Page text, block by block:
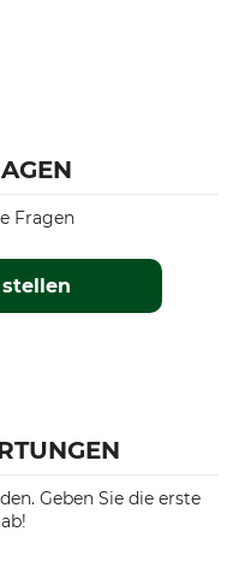
Fragen
Geben Sie die erste